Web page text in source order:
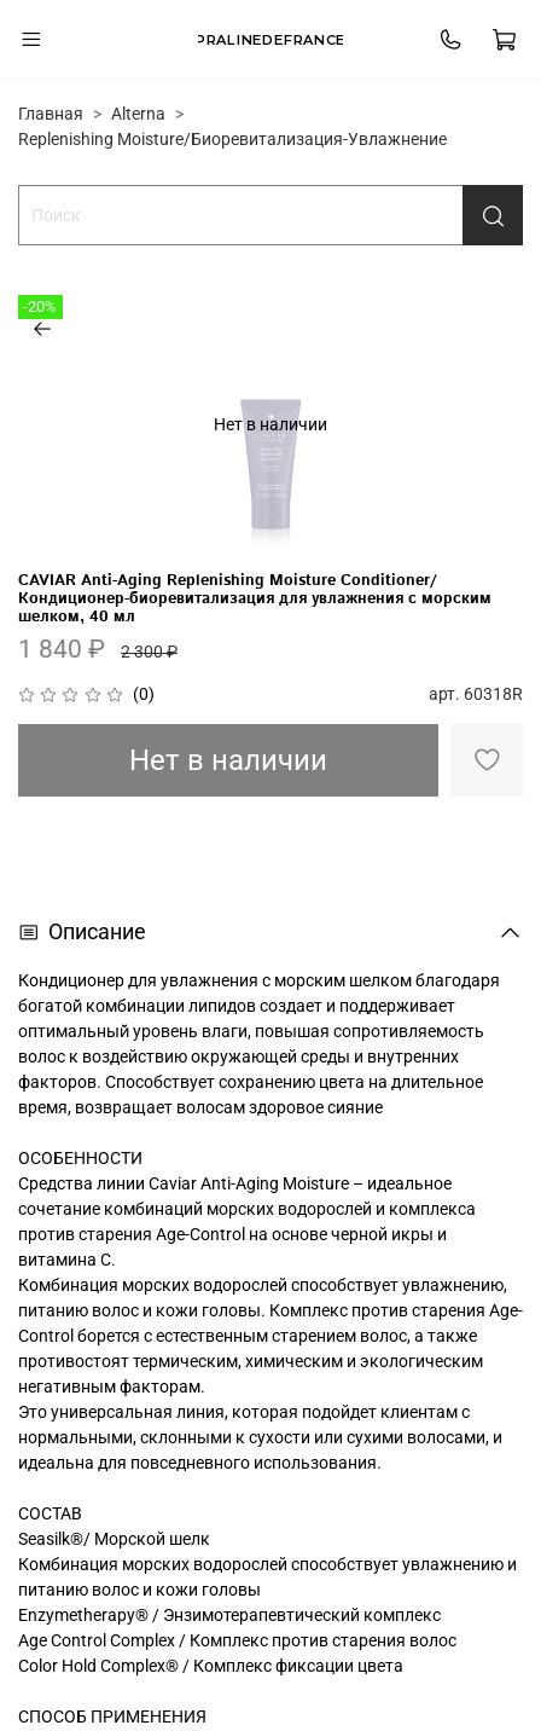
PRALINEDEFRANCE
Главная
Alterna
Replenishing Moisture/Биоревитализация-Увлажнение
Нет в наличии
-20%
(0) арт. 60318R
CAVIAR Anti-Aging Replenishing Moisture Conditioner/
Кондиционер-биоревитализация для увлажнения с морским
шелком, 40 мл
1 840 ₽ 2 300 ₽
Нет в наличии
Описание
Кондиционер для увлажнения c морским шелком благодаря
богатой̆ комбинации липидов создает и поддерживает
оптимальный̆ уровень влаги, повышая сопротивляемость
волос к воздействию окружающей среды и внутренних
факторов. Способствует сохранению цвета на длительное
время, возвращает волосам здоровое сияние
ОСОБЕННОСТИ
Средства линии Caviar Anti-Aging Moisture – идеальное
сочетание комбинаций морских водорослей и комплекса
против старения Age-Control на основе черной икры и
витамина С.
Комбинация морских водорослей способствует увлажнению,
питанию волос и кожи головы. Комплекс против старения Age-
Control борется с естественным старением волос, а также
противостоят термическим, химическим и экологическим
негативным факторам.
Это универсальная линия, которая подойдет клиентам с
нормальными, склонными к сухости или сухими волосами, и
идеальна для повседневного использования.
СОСТАВ
Seasilk®/ Морской шелк
Комбинация морских водорослей способствует увлажнению и
питанию волос и кожи головы
Enzymetherapy® / Энзимотерапевтический комплекс
Age Control Complex / Комплекс против старения волос
Color Hold Complex® / Комплекс фиксации цвета
СПОСОБ ПРИМЕНЕНИЯ